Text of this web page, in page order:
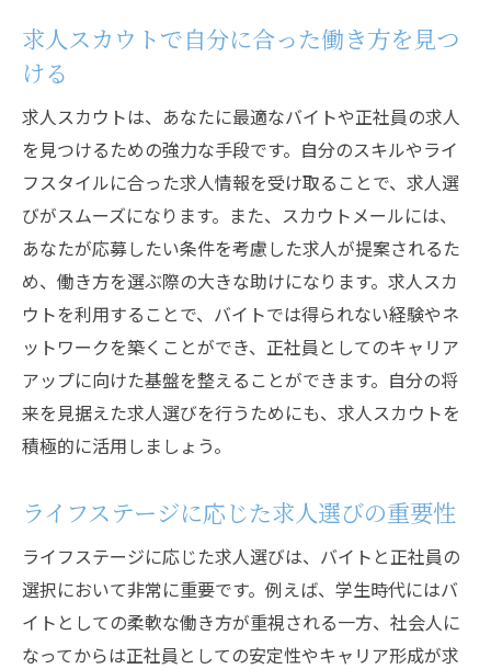
未来のライフプランと求人の一致度を確認
トと正社員を見つけよう
スカウトメールの効果的な返信方法
求人情報を見極めるチェックポイント
自分の望む働き方を明確にする
スカウトサービスを最大限に活用する方法
バイトと正社員の求人を比較する基準
希望する条件をリストアップしよう
求人選びで失敗しないためにバイトと正社員の
特性を正しく理解
バイトのメリット・デメリットを把握する
正社員の特性とその影響を知る
スカウトメールの情報を正しく解析する
求職活動における自己分析の重要性
バイトと正社員の求人の違いを理解
求人スカウトで自分に合った働き方を見つ
ける
求人スカウトは、あなたに最適なバイトや正社員の求人
を見つけるための強力な手段です。自分のスキルやライ
フスタイルに合った求人情報を受け取ることで、求人選
びがスムーズになります。また、スカウトメールには、
あなたが応募したい条件を考慮した求人が提案されるた
め、働き方を選ぶ際の大きな助けになります。求人スカ
ウトを利用することで、バイトでは得られない経験やネ
ットワークを築くことができ、正社員としてのキャリア
アップに向けた基盤を整えることができます。自分の将
来を見据えた求人選びを行うためにも、求人スカウトを
積極的に活用しましょう。
ライフステージに応じた求人選びの重要性
ライフステージに応じた求人選びは、バイトと正社員の
選択において非常に重要です。例えば、学生時代にはバ
イトとしての柔軟な働き方が重視される一方、社会人に
なってからは正社員としての安定性やキャリア形成が求